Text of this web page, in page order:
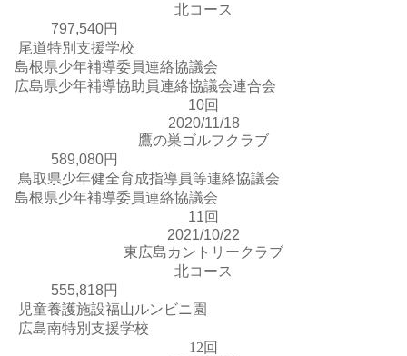
北コース
797,540円
尾道特別支援学校
島根県少年補導委員連絡協議会
広島県少年補導協助員連絡協議会連合会
10回
2020/11/18
鷹の巣ゴルフクラブ
589,080円
鳥取県少年健全育成指導員等連絡協議会
島根県少年補導委員連絡協議会
11回
2021/10/22
東広島カントリークラブ
北コース
555,818円
児童養護施設福山ルンビニ園
広島南特別支援学校
12回